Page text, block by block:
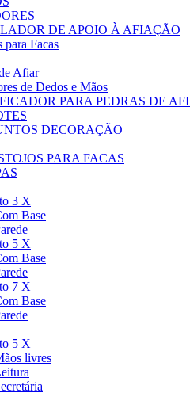
DE APOIO À AFIAÇÃO
para Facas
Afiar
de Dedos e Mãos
PARA PEDRAS DE
DECORAÇÃO
PARA FACAS
3 X
Base
5 X
Base
7 X
Base
5 X
livres